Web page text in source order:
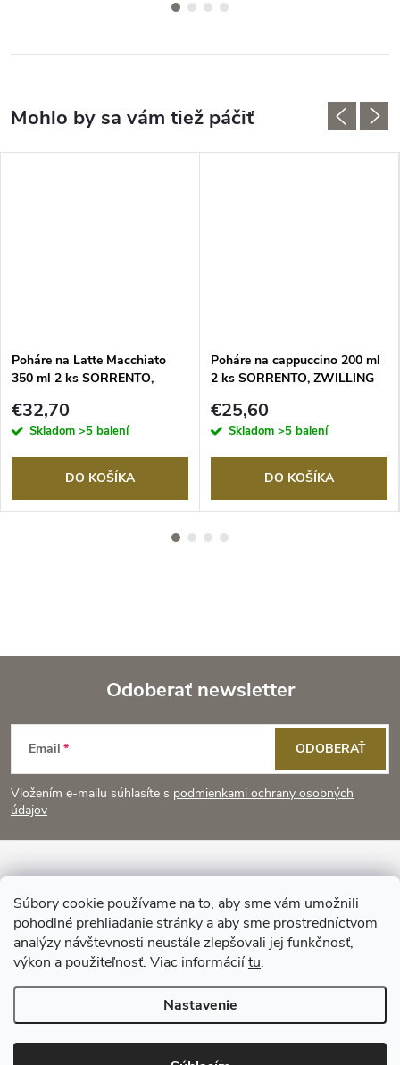
Súbory cookie používame na to, aby sme vám umožnili
pohodlné prehliadanie stránky a aby sme prostredníctvom
analýzy návštevnosti neustále zlepšovali jej funkčnosť,
výkon a použiteľnosť. Viac informáciítu.
Nastavenie
Poháre na Latte Macchiato
350 ml 2 ks SORRENTO,
€32,70
Skladom >5 balení
DO KOŠÍKA
Poháre na cappuccino 200 ml
2 ks SORRENTO, ZWILLING
€25,60
Skladom >5 balení
DO KOŠÍKA
Z
á
p
ä
e
Odoberať newsletter
Email
Vložením e-mailu súhlasíte s podmienkami ochrany osobných
údajov
ODOBERAŤ
Informácie pre vás
Prijímame online platby
Copyright 2026KitchenStyle. Všetky práva vyhradené.